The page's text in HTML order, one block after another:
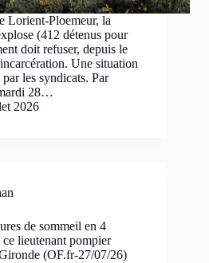
Lorient-Ploemeur, la
(412 détenus pour
doit refuser, depuis le
Une situation
les syndicats. Par
28…
2026
de sommeil en 4
lieutenant pompier
(OF.fr-27/07/26)